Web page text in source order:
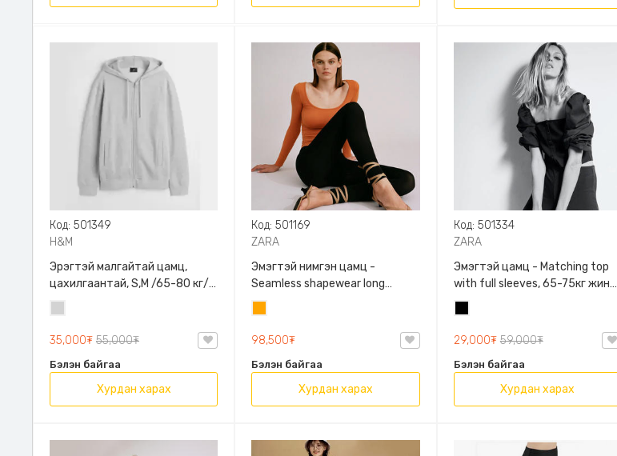
Код: 501349
H&M
Эрэгтэй малгайтай цамц,
цахилгаантай, S,M /65-80 кг/,
H&M, 0852614006, Даавуу
35,000₮ 55,000₮
Бэлэн байгаа
Хурдан харах
Код: 501169
ZARA
Эмэгтэй нимгэн цамц -
Seamless shapewear long
sleeve t-shirt, 40-60кг жинд
таарна, ZARA, 8779/458/615,
Урт ханцуйтай
98,500₮
Бэлэн байгаа
Хурдан харах
Код: 501334
ZARA
Эмэгтэй цамц - Matching top
with full sleeves, 65-75кг жинд
таарна, ZARA, 0962/642/800,
Задгай энгэртэй, Урт
ханцуйтай, Богино
29,000₮ 59,000₮
Бэлэн байгаа
Хурдан харах